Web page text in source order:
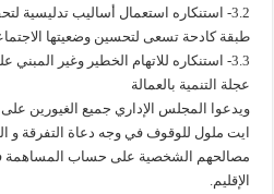
3.2- استنكاره استعمال أساليب
طبقة كادحة تسعى لتحسين وضعيتها
3.3- استنكاره للاتهام الخطير وغير
عجلة التنمية بالعمالة
ويدعوا المجلس الإداري جميع الغيورين على
ايت ملول للوقوف في وجه دعاة التفرقة و
مصالحهم الشخصية على حساب المساهمة
الإقليم.